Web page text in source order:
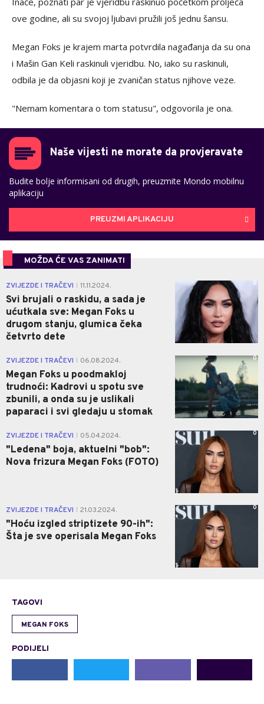
ove godine, ali su svojoj ljubavi pružili još jednu šansu.
Megan Foks je krajem marta potvrdila nagađanja da su ona
i Mašin Gan Keli raskinuli vjeridbu. No, iako su raskinuli,
odbila je da objasni koji je zvaničan status njihove veze.
"Nemam komentara o tom statusu", odgovorila je ona.
Naše vijesti ne morate da provjeravate
Budite bolje informisani od drugih, preuzmite Mondo mobilnu
aplikaciju
PREUZMI APLIKACIJU
MOŽDA ĆE VAS ZANIMATI
ZVIJEZDE I TRAČEVI 11.11.2024.
Svi brujali o raskidu, a sada je
ućutkala sve: Megan Foks u
drugom stanju, glumica čeka
četvrto dete
0
ZVIJEZDE I TRAČEVI 06.08.2024.
Megan Foks u poodmakloj
trudnoći: Kadrovi u spotu sve
zbunili, a onda su je uslikali
paparaci i svi gledaju u stomak
0
ZVIJEZDE I TRAČEVI 05.04.2024.
"Ledena" boja, aktuelni "bob":
Nova frizura Megan Foks (FOTO)
0
ZVIJEZDE I TRAČEVI 21.03.2024.
"Hoću izgled striptizete 90-ih":
Šta je sve operisala Megan Foks
0
TAGOVI
MEGAN FOKS
PODIJELI